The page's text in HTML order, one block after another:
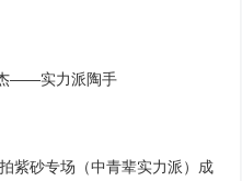
——实力派陶手
紫砂专场（中青辈实力派）成